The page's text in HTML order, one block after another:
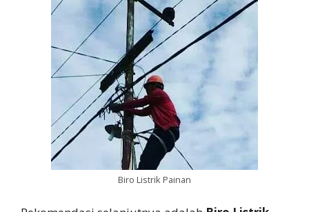
Biro Listrik Painan